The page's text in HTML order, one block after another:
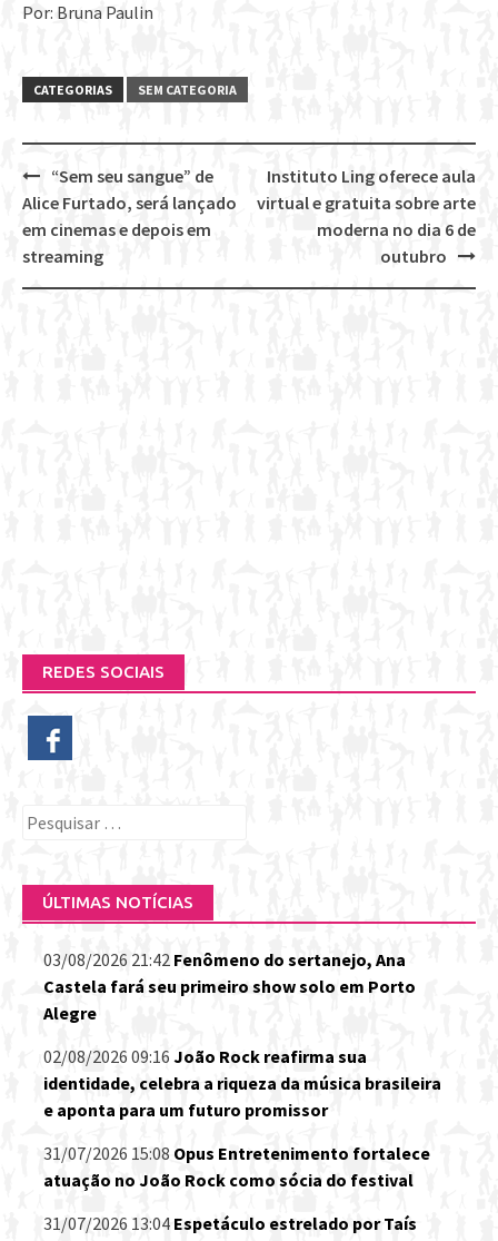
Por: Bruna Paulin
CATEGORIAS SEM CATEGORIA
Post
navigation
Instituto Ling oferece aula
virtual e gratuita sobre arte
moderna no dia 6 de
outubro
“Sem seu sangue” de
Alice Furtado, será lançado
em cinemas e depois em
streaming
REDES SOCIAIS
Pesquisar
ÚLTIMAS NOTÍCIAS
03/08/2026 21:42 Fenômeno do sertanejo, Ana
Castela fará seu primeiro show solo em Porto
Alegre
02/08/2026 09:16 João Rock reafirma sua
identidade, celebra a riqueza da música brasileira
e aponta para um futuro promissor
31/07/2026 15:08 Opus Entretenimento fortalece
atuação no João Rock como sócia do festival
31/07/2026 13:04 Espetáculo estrelado por Taís